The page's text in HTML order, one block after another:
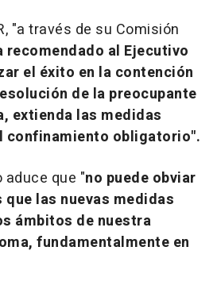
"a través de su Comisión
recomendado al Ejecutivo
el éxito en la contención
de la preocupante
extienda las medidas
confinamiento obligatorio".
aduce que "no puede obviar
las nuevas medidas
ámbitos de nuestra
fundamentalmente en